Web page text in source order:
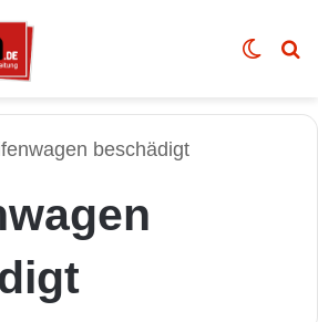
Skin
beschädigt